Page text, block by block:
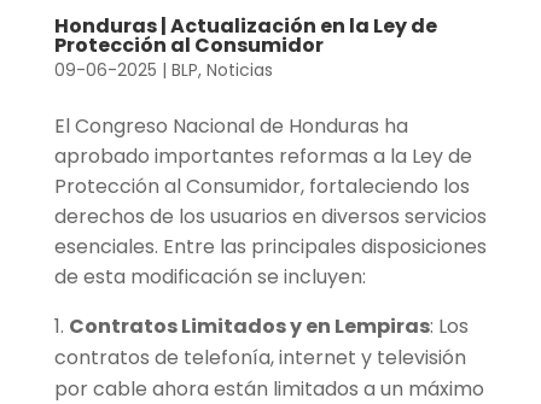
Honduras | Actualización en la Ley de
Protección al Consumidor
09-06-2025 | BLP, Noticias
El Congreso Nacional de Honduras ha
aprobado importantes reformas a la Ley de
Protección al Consumidor, fortaleciendo los
derechos de los usuarios en diversos servicios
esenciales. Entre las principales disposiciones
de esta modificación se incluyen:
Contratos Limitados y en Lempiras: Los
contratos de telefonía, internet y televisión
por cable ahora están limitados a un máximo